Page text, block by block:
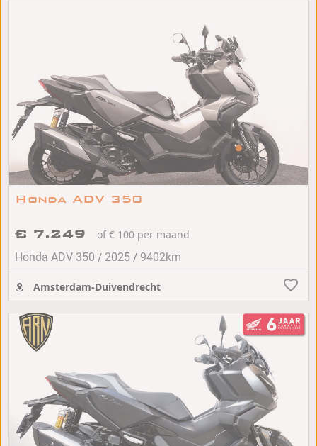
Honda ADV 350
€ 7.249
of € 100 per maand
Honda ADV 350 / 2025 / 9402km
Amsterdam-Duivendrecht